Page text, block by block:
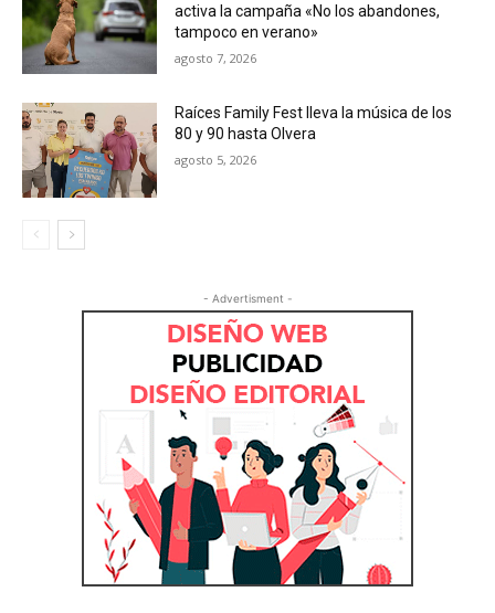
activa la campaña «No los abandones,
tampoco en verano»
agosto 7, 2026
Raíces Family Fest lleva la música de los
80 y 90 hasta Olvera
agosto 5, 2026
- Advertisment -